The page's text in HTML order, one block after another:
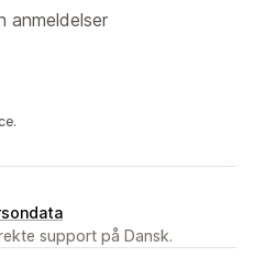
anmeldelser
support på Dansk.